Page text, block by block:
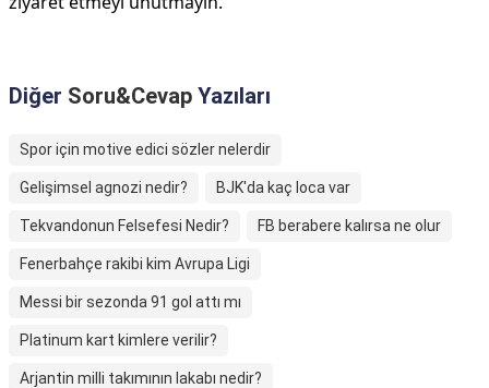
Diğer Soru&Cevap Yazıları
Spor için motive edici sözler nelerdir
Gelişimsel agnozi nedir? BJK'da kaç loca var
Tekvandonun Felsefesi Nedir? FB berabere kalırsa ne olur
Fenerbahçe rakibi kim Avrupa Ligi
Messi bir sezonda 91 gol attı mı
Platinum kart kimlere verilir?
Arjantin milli takımının lakabı nedir?